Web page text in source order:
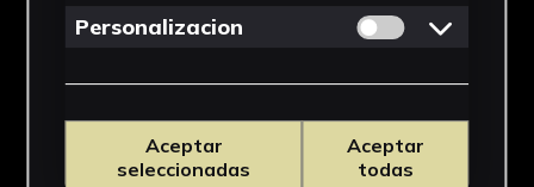
IMÁGENES
Personalizacion Permitir cookies
Aceptar
seleccionadas
Aceptar
todas